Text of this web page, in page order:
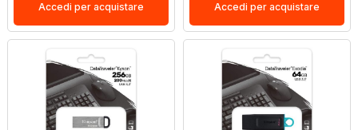
Accedi per acquistare Accedi per acquistare